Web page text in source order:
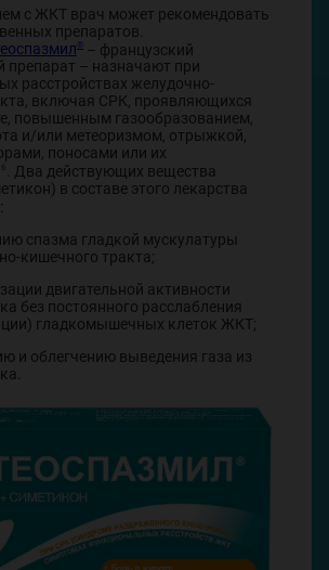
с ЖКТ врач может рекомендовать
препаратов.
– французский
препарат – назначают при
расстройствах желудочно-
включая СРК, проявляющихся
повышенным газообразованием,
и/или метеоризмом, отрыжкой,
поносами или их
. Два действующих вещества
в составе этого лекарства
:
спазма гладкой мускулатуры
кишечного тракта;
двигательной активности
без постоянного расслабления
гладкомышечных клеток ЖКТ;
и облегчению выведения газа из